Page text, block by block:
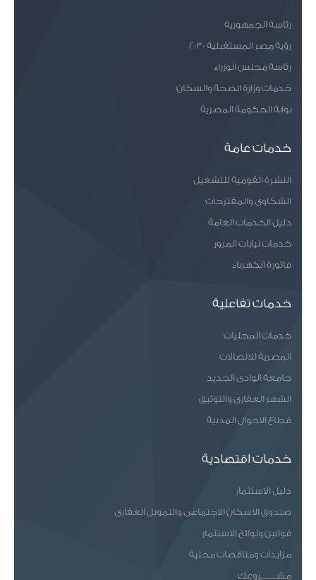
رئاسة الجمهورية
رؤية مصر المستقبلية 2030
رئاسة مجلس الوزراء
خدمات وزارة الصحة والسكان
بوابة الحكومة المصرية
خدمات عامة
النشرة القومية للتشغيل
الشكاوى والمقترحات
دليل الخدمات العامة
خدمات نيابات المرور
فاتورة الكهرباء
خدمات تفاعلية
خدمات المحليات
المصرية للاتصالات
جامعة الوادى الجديد
الشهر العقارى والتوثيق
قطاع الاحوال المدنية
خدمات اقتصادية
دليل الاستثمار
صندوق الاسكان الاجتماعى والتمويل العقارى
قوانين ولوائح الاستثمار
مزايدات ومناقصات محلية
مشـــــــروعك